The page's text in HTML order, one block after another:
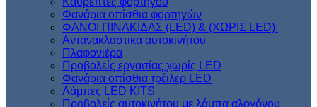
Φανάρια οπίσθια φορτηγών
ΦΑΝΟΙ ΠΙΝΑΚΙΔΑΣ (LED) & (XΩΡΙΣ LED).
Aντανακλαστικά αυτοκινήτου
Πλαφονιέρα
Προβολείς εργασίας χωρίς LED
Φανάρια οπίσθια τρέιλερ LED
Λάμπες LED KITS
Προβολείς αυτοκινήτου με λάμπα αλογόνου